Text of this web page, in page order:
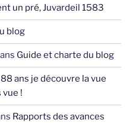
un pré, Juvardeil 1583
blog
Guide et charte du blog
ans je découvre la vue
vue !
Rapports des avances